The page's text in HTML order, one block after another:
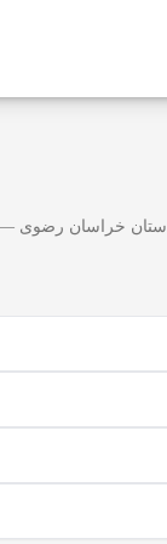
استان خراسان رضوی —